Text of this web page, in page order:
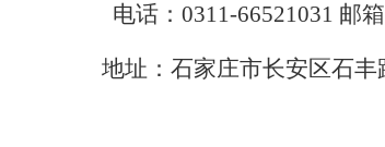
电话： 0311-66521031 邮箱
地址：石家庄市长安区石